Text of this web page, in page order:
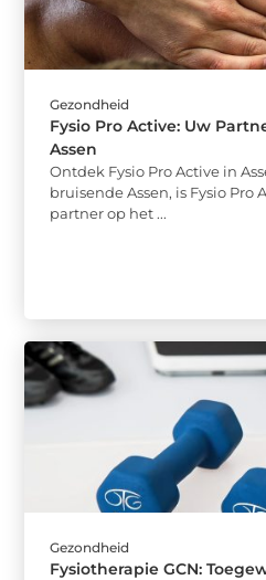
Gezondheid
Fysio Pro Active: Uw
Assen
Ontdek Fysio Pro Active in
bruisende Assen, is Fysio
partner op het ...
Gezondheid
Fysiotherapie GCN: